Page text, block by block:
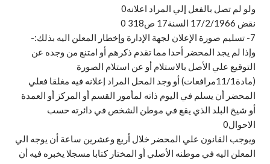
ولو لم تصل بالفعل إلي المراد اعلانه0
نقض 17/2/1966 السنة17 ص318 0
7- تسليم صورة الإعلان لجهة الإدارة وإخطار المعلن اليه بذلك:-
وإذا لم يجد المحضر أحدا مما تقدم ذكرهم أو امتنع من وجده عن
التوقيع علي الأصل بالاستلام أو عن استلام الصورة
(مادة11/1مرافعات) أو وجد المحل المراد إعلانه فيه مغلقا فعلي
المحضر أن يسلم في اليوم ذاته لمأمور القسم أو المركز أو العمدة
أو شيخ البلد الذي يقع في موطن الشخص في دائرته حسب
الاحوال0
ويوجب القانون علي المحضر خلال أربع وعشرين ساعة أن يوجه الي
المعلن اليه في موطنه الأصلي أو المختار كتابا مسجلا يخبره فيه أن